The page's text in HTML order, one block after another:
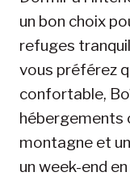
un bon choix
refuges
vous préférez
confortable,
hébergements
montagne et
un week-end